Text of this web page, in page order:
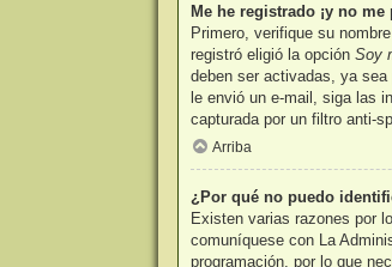
Me he registrado ¡y no
Primero, verifique su
registró eligió la opción Soy
deben ser activadas, ya
le envió un e-mail, siga las
capturada por un filtro anti-
Arriba
¿Por qué no puedo
Existen varias razones por
comuníquese con La
programación, por lo que